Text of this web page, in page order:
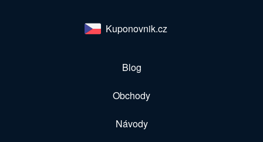
Kuponovnik.cz
Blog
Obchody
Návody